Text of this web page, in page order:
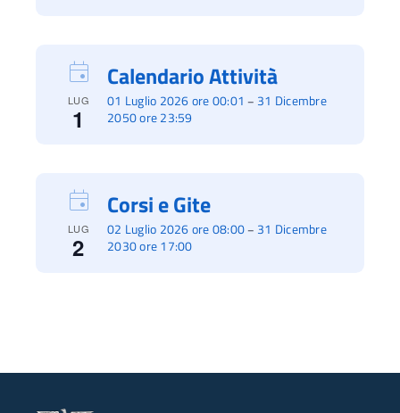
LUG
1
01 Luglio 2026 ore 00:01 – 31 Dicembre
2050 ore 23:59
Calendario Attività
LUG
2
02 Luglio 2026 ore 08:00– 31 Dicembre
2030 ore 17:00
Corsi e Gite